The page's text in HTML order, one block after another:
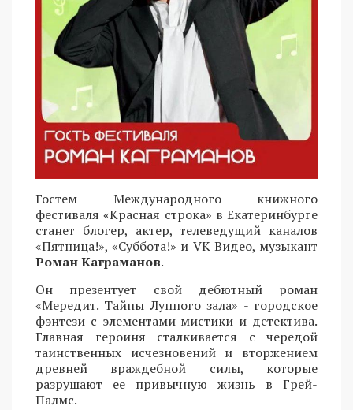
Гостем Международного книжного
фестиваля «Красная строка» в Екатеринбурге
станет блогер, актер, телеведущий каналов
«Пятница!», «Суббота!» и VK Видео, музыкант
Роман Каграманов.
Он презентует свой дебютный роман
«Мередит. Тайны Лунного зала» - городское
фэнтези с элементами мистики и детектива.
Главная героиня сталкивается с чередой
таинственных исчезновений и вторжением
древней враждебной силы, которые
разрушают ее привычную жизнь в Грей-
Палмс.